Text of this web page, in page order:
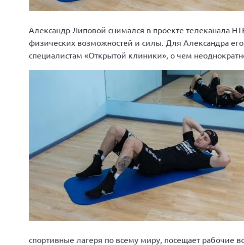
Александр Липовой снимался в проекте телеканала
физических возможностей и силы. Для Александра
специалистам «Открытой клиники», о чем
спортивные лагеря по всему миру, посещает рабочие